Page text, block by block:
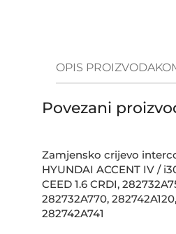
OPIS PROIZVODA
Povezani
Zamjensko crijevo
HYUNDAI ACCENT IV /
CEED 1.6 CRDI,
282732A770,
282742A741